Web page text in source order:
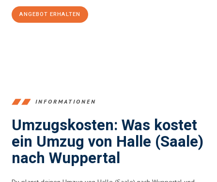
ANGEBOT ERHALTEN
INFORMATIONEN
Umzugskosten: Was kostet
ein Umzug von Halle (Saale)
nach Wuppertal